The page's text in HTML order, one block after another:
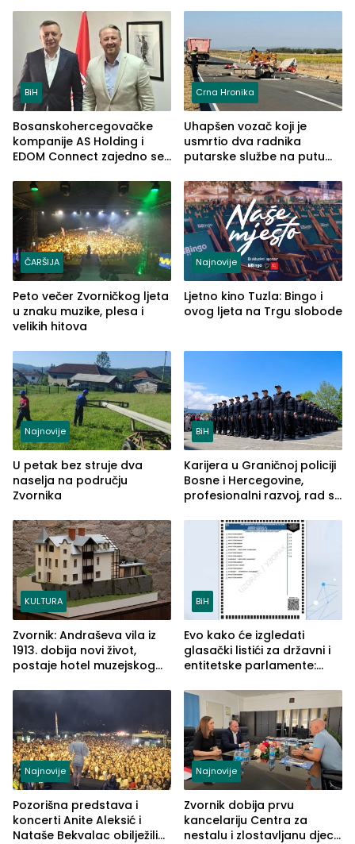
BiH
Bosanskohercegovačke
kompanije AS Holding i
EDOM Connect zajedno se
Crna Hronika
Uhapšen vozač koji je
usmrtio dva radnika
putarske službe na putu
(FOTO)
ČARŠIJA
Peto večer Zvorničkog ljeta
u znaku muzike, plesa i
velikih hitova
Najnovije
Ljetno kino Tuzla: Bingo i
ovog ljeta na Trgu slobode
Najnovije
U petak bez struje dva
naselja na području
Zvornika
BiH
Karijera u Graničnoj policiji
Bosne i Hercegovine,
profesionalni razvoj, rad sa
služba građanima
KULTURA
Zvornik: Andraševa vila iz
1913. dobija novi život,
postaje hotel muzejskog
BiH
Evo kako će izgledati
glasački listići za državni i
entitetske parlamente:
vidljive na njima
Najnovije
Pozorišna predstava i
koncerti Anite Aleksić i
Nataše Bekvalac obilježili
Najnovije
Zvornik dobija prvu
kancelariju Centra za
nestalu i zlostavljanu djecu